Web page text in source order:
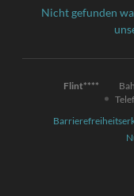
Nicht gefunden
Flint****